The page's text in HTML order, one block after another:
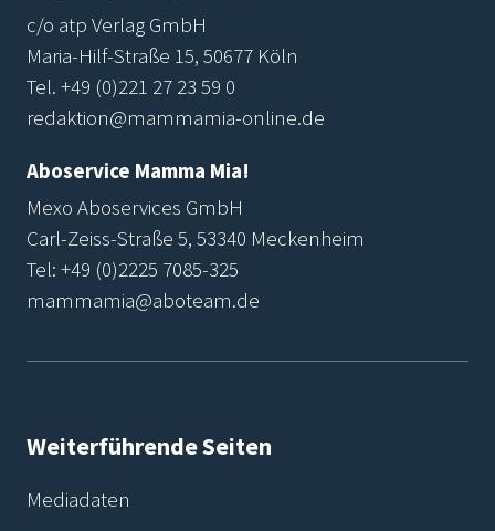
c/o atp Verlag GmbH
Maria-Hilf-Straße 15, 50677 Köln
Tel. +49 (0)221 27 23 59 0
redaktion@mammamia-online.de
Aboservice Mamma Mia!
Mexo Aboservices GmbH
Carl-Zeiss-Straße 5, 53340 Meckenheim
Tel: +49 (0)2225 7085-325
mammamia@aboteam.de
Weiterführende Seiten
Mediadaten